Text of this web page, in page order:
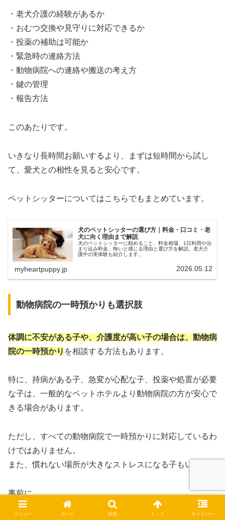
・老犬介護の経験があるか
・おむつ交換や見守りに対応できるか
・投薬の補助は可能か
・緊急時の連絡方法
・動物病院への連絡や搬送の考え方
・鍵の管理
・報告方法
このあたりです。
いきなり長時間お願いするより、まずは短時間から試し
て、愛犬との相性を見ると安心です。
ペットシッターについてはこちらでもまとめています。
犬のペットシッターの選び方｜料金・口コミ・老
犬に向く理由まで解説
犬のペットシッターに頼めること、料金相場、1日利用や泊
まり込み料金、怖いと感じる理由と選び方を解説。老犬介
護中の実体験も紹介します。
myheartpuppy.jp 2026.05.12
動物病院の一時預かりも選択肢
体調に不安がある子や、介護度が高い子の場合は、動物病
院の一時預かり を相談する方法もあります。
特に、持病がある子、急変が心配な子、投薬や処置が必要
な子は、一般的なペットホテルより動物病院の方が安心で
きる場合があります。
ただし、すべての動物病院で一時預かりに対応しているわ
けではありません。
また、慣れない場所が大きなストレスになる子もいます。
事前に、
メニュー ホーム 検索 トップ サイドバー